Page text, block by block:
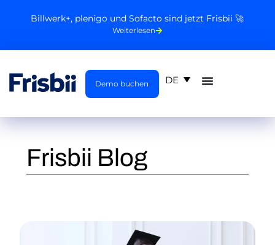
Billwerk+, plenigo und Sofacto sind jetzt Frisbii 🚀
Weiterlesen
Demo buchen DE
Frisbii Blog